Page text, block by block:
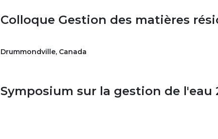
Colloque Gestion des matières
Drummondville, Canada
Symposium sur la gestion de l'eau